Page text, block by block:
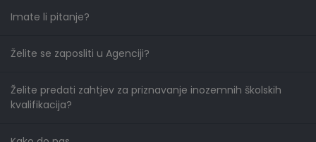
Imate li pitanje?
Želite se zaposliti u Agenciji?
Želite predati zahtjev za priznavanje inozemnih školskih
kvalifikacija?